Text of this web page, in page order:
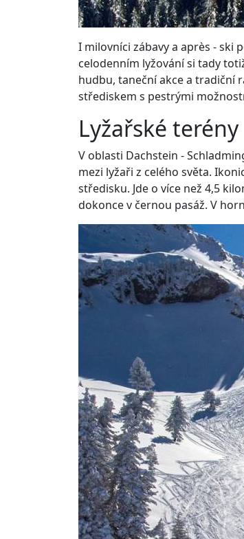
I milovníci zábavy a après - ski
celodenním lyžování si tady
hudbu, taneční akce a tradiční
střediskem s pestrými
Lyžařské terény
V oblasti Dachstein -
mezi lyžaři z celého světa.
středisku. Jde o více než 4,5
dokonce v černou pasáž. V